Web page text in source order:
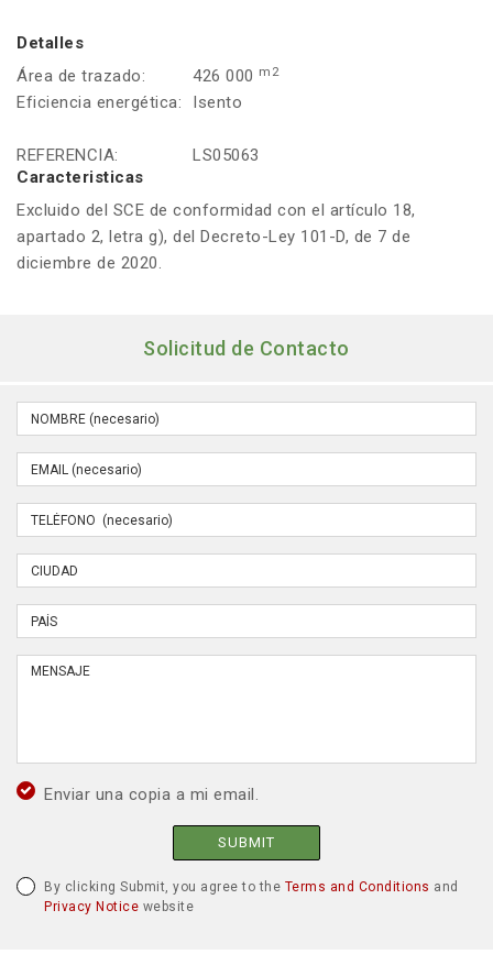
Detalles
Área de trazado:
426 000 m2
Eficiencia energética: Isento
REFERENCIA:
LS05063
Caracteristicas
Excluido del SCE de conformidad con el artículo 18,
apartado 2, letra g), del Decreto-Ley 101-D, de 7 de
diciembre de 2020.
Solicitud de Contacto
Enviar una copia a mi email.
SUBMIT
By clicking Submit, you agree to the Terms and Conditions and
Privacy Notice website